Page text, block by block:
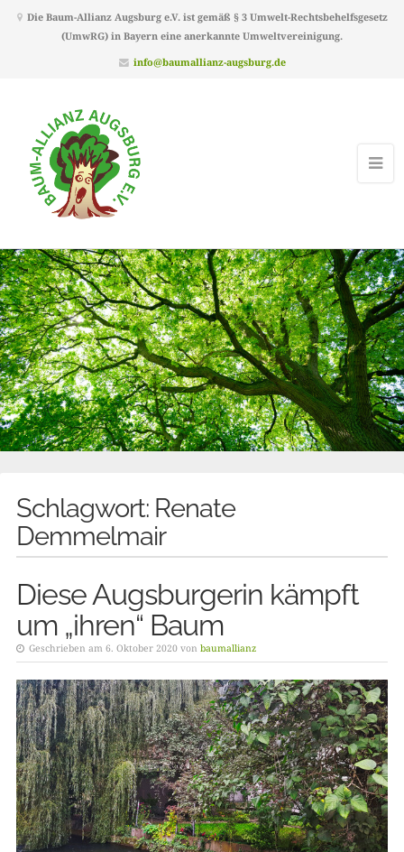
Die Baum-Allianz Augsburg e.V. ist gemäß § 3 Umwelt-Rechtsbehelfsgesetz
(UmwRG) in Bayern eine anerkannte Umweltvereinigung.
info@baumallianz-augsburg.de
Schlagwort: Renate
Demmelmair
Diese Augsburgerin kämpft
um „ihren“ Baum
Geschrieben am 6. Oktober 2020 von baumallianz